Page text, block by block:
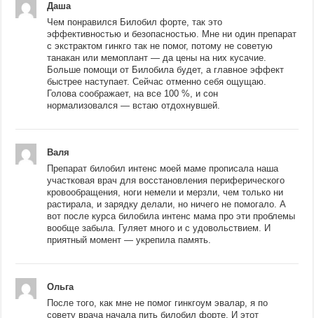
Даша
Чем понравился Билобил форте, так это
эффективностью и безопасностью. Мне ни один препарат
с экстрактом гинкго так не помог, потому не советую
танакан или мемоплант — да цены на них кусачие.
Больше помощи от Билобила будет, а главное эффект
быстрее наступает. Сейчас отменно себя ощущаю.
Голова соображает, на все 100 %, и сон
нормализовался — встаю отдохнувшей.
Валя
Препарат билобил интенс моей маме прописала наша
участковая врач для восстановления периферического
кровообращения, ноги немели и мерзли, чем только ни
растирала, и зарядку делали, но ничего не помогало. А
вот после курса билобила интенс мама про эти проблемы
вообще забыла. Гуляет много и с удовольствием. И
приятный момент — укрепила память.
Ольга
После того, как мне не помог гинкгоум эвалар, я по
совету врача начала пить билобил форте. И этот